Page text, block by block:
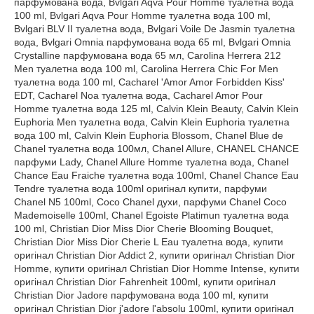
парфумована вода, Bvlgari Aqva Pour Homme туалетна вода
100 ml, Bvlgari Aqva Pour Homme туалетна вода 100 ml,
Bvlgari BLV II туалетна вода, Bvlgari Voile De Jasmin туалетна
вода, Bvlgari Omnia парфумована вода 65 ml, Bvlgari Omnia
Crystalline парфумована вода 65 мл, Carolina Herrera 212
Men туалетна вода 100 ml, Carolina Herrera Chic For Men
туалетна вода 100 ml, Cacharel 'Amor Amor Forbidden Kiss'
EDT, Cacharel Noa туалетна вода, Cacharel Amor Pour
Homme туалетна вода 125 ml, Calvin Klein Beauty, Calvin Klein
Euphoria Men туалетна вода, Calvin Klein Euphoria туалетна
вода 100 ml, Calvin Klein Euphoria Blossom, Chanel Blue de
Chanel туалетна вода 100мл, Chanel Allure, CHANEL CHANCE
парфуми Lady, Chanel Allure Homme туалетна вода, Chanel
Chance Eau Fraiche туалетна вода 100ml, Chanel Chance Eau
Tendre туалетна вода 100ml оригінал купити, парфуми
Chanel N5 100ml, Coco Chanel духи, парфуми Chanel Coco
Mademoiselle 100ml, Chanel Egoiste Platimun туалетна вода
100 ml, Christian Dior Miss Dior Cherie Blooming Bouquet,
Christian Dior Miss Dior Cherie L Eau туалетна вода, купити
оригінал Christian Dior Addict 2, купити оригінал Christian Dior
Homme, купити оригінал Christian Dior Homme Intense, купити
оригінал Christian Dior Fahrenheit 100ml, купити оригінал
Christian Dior Jadore парфумована вода 100 ml, купити
оригінал Christian Dior j'adore l'absolu 100ml, купити оригінал